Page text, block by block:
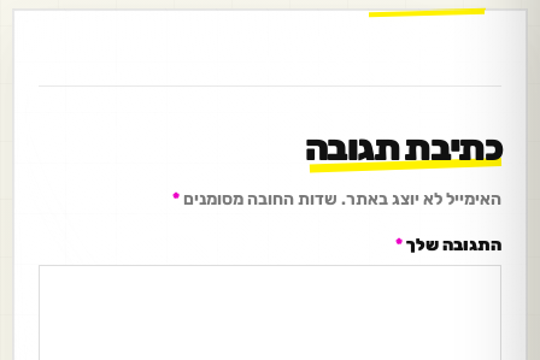
כתיבת תגובה
האימייל לא יוצג באתר. שדות החובה מסומנים *
התגובה שלך*